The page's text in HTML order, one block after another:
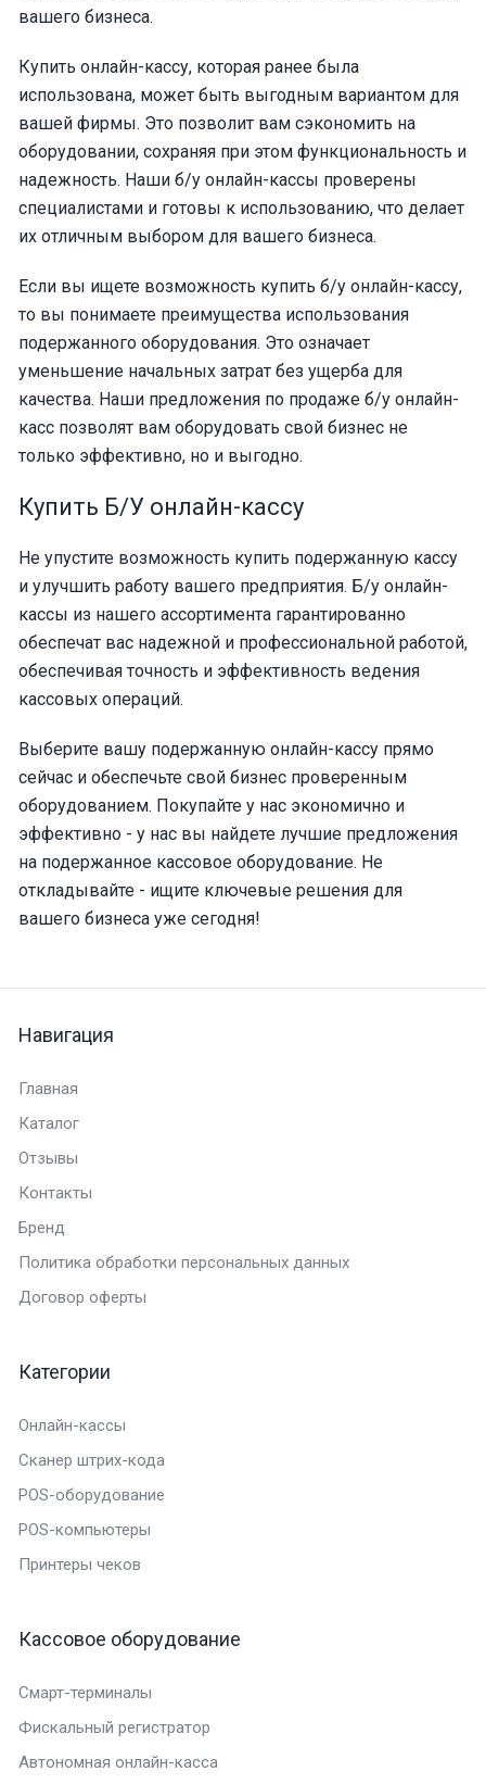
вашего бизнеса.
Купить онлайн-кассу, которая ранее была
использована, может быть выгодным вариантом для
вашей фирмы. Это позволит вам сэкономить на
оборудовании, сохраняя при этом функциональность и
надежность. Наши б/у онлайн-кассы проверены
специалистами и готовы к использованию, что делает
их отличным выбором для вашего бизнеса.
Если вы ищете возможность купить б/у онлайн-кассу,
то вы понимаете преимущества использования
подержанного оборудования. Это означает
уменьшение начальных затрат без ущерба для
качества. Наши предложения по продаже б/у онлайн-
касс позволят вам оборудовать свой бизнес не
только эффективно, но и выгодно.
Купить Б/У онлайн-кассу
Не упустите возможность купить подержанную кассу
и улучшить работу вашего предприятия. Б/у онлайн-
кассы из нашего ассортимента гарантированно
обеспечат вас надежной и профессиональной работой,
обеспечивая точность и эффективность ведения
кассовых операций.
Выберите вашу подержанную онлайн-кассу прямо
сейчас и обеспечьте свой бизнес проверенным
оборудованием. Покупайте у нас экономично и
эффективно - у нас вы найдете лучшие предложения
на подержанное кассовое оборудование. Не
откладывайте - ищите ключевые решения для
вашего бизнеса уже сегодня!
Навигация
Главная
Каталог
Отзывы
Контакты
Бренд
Политика обработки персональных данных
Договор оферты
Категории
Онлайн-кассы
Сканер штрих-кода
POS-оборудование
POS-компьютеры
Принтеры чеков
Кассовое оборудование
Смарт-терминалы
Фискальный регистратор
Автономная онлайн-касса